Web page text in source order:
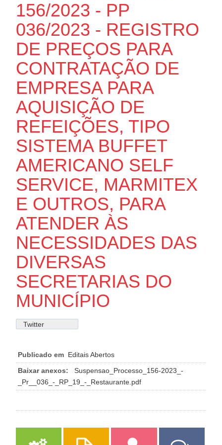
156/2023 - PP
036/2023 - REGISTRO
DE PREÇOS PARA
CONTRATAÇÃO DE
EMPRESA PARA
AQUISIÇÃO DE
REFEIÇÕES, TIPO
SISTEMA BUFFET
AMERICANO SELF
SERVICE, MARMITEX
E OUTROS, PARA
ATENDER ÀS
NECESSIDADES DAS
DIVERSAS
SECRETARIAS DO
MUNICÍPIO
Twitter
Publicado em Editais Abertos
Baixar anexos:
Suspensao_Processo_156-2023_-
_Pr__036_-_RP_19_-_Restaurante.pdf